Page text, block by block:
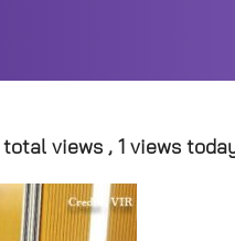
total views , 1 views